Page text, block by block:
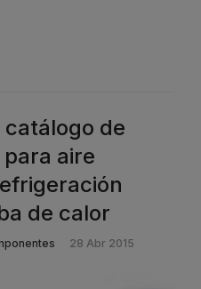
catálogo de
aire
de calor
28 Abr 2015